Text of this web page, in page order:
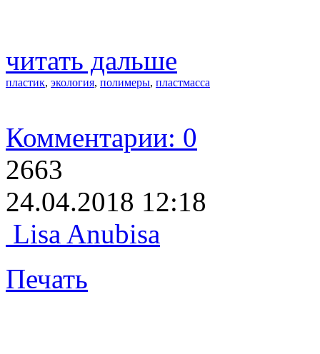
читать дальше
пластик, экология, полимеры, пластмасса
Комментарии: 0
2663
24.04.2018 12:18
Lisa Anubisa
Печать